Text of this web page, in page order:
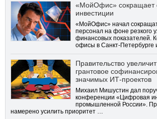
«МойОфис» сокращает
инвестиции
«МойОфис» начал
персонал на фоне резкого
финансовых показателей.
офисы в Санкт-Петербурге
Правительство
грантовое
значимых ИТ-проектов
Михаил Мишустин дал
конференции «Цифровая
промышленной России».
намерено усилить приоритет …